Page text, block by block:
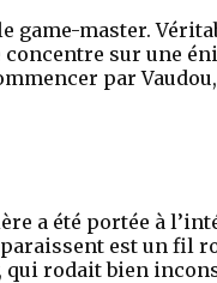
game-master.
sur une
par
a été portée à
est un fil
rodait bien